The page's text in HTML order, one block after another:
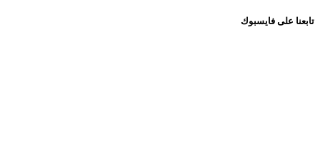
تابعنا على فايسبوك